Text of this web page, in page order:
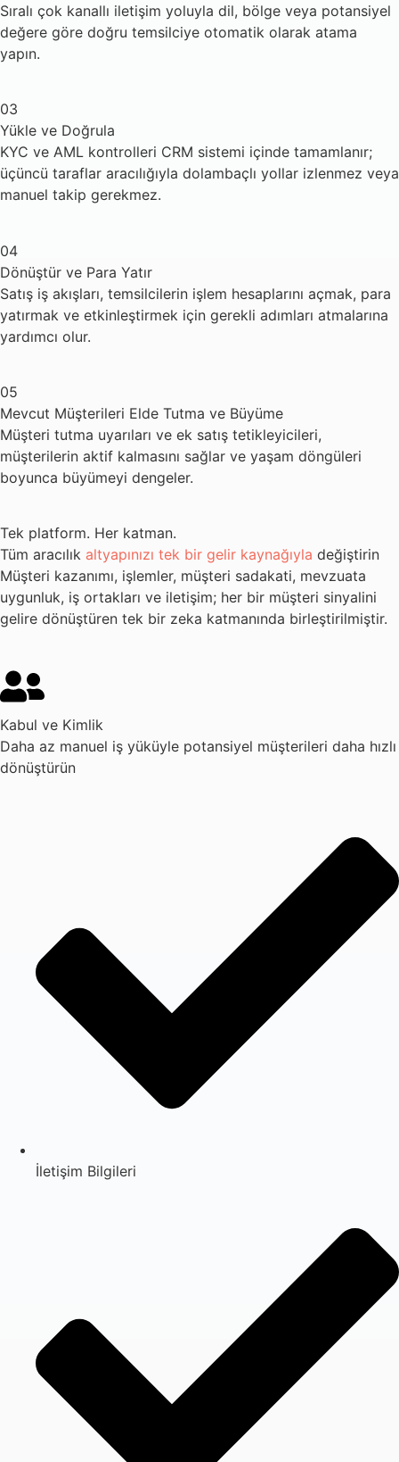
Sıralı çok kanallı iletişim yoluyla dil, bölge veya potansiyel
değere göre doğru temsilciye otomatik olarak atama
yapın.
03
Yükle ve Doğrula
KYC ve AML kontrolleri CRM sistemi içinde tamamlanır;
üçüncü taraflar aracılığıyla dolambaçlı yollar izlenmez veya
manuel takip gerekmez.
04
Dönüştür ve Para Yatır
Satış iş akışları, temsilcilerin işlem hesaplarını açmak, para
yatırmak ve etkinleştirmek için gerekli adımları atmalarına
yardımcı olur.
05
Mevcut Müşterileri Elde Tutma ve Büyüme
Müşteri tutma uyarıları ve ek satış tetikleyicileri,
müşterilerin aktif kalmasını sağlar ve yaşam döngüleri
boyunca büyümeyi dengeler.
Tek platform. Her katman.
Tüm aracılık altyapınızı tek bir gelir kaynağıyla değiştirin
Müşteri kazanımı, işlemler, müşteri sadakati, mevzuata
uygunluk, iş ortakları ve iletişim; her bir müşteri sinyalini
gelire dönüştüren tek bir zeka katmanında birleştirilmiştir.
Kabul ve Kimlik
Daha az manuel iş yüküyle potansiyel müşterileri daha hızlı
dönüştürün
İletişim Bilgileri